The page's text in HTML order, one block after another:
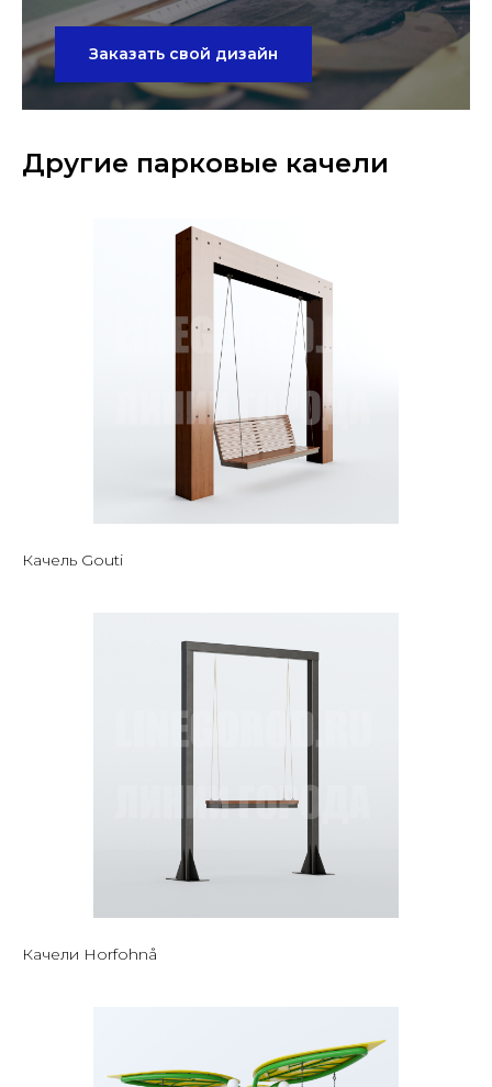
Заказать свой дизайн
Другие парковые качели
Качель Gouti
Качели Horfohnå